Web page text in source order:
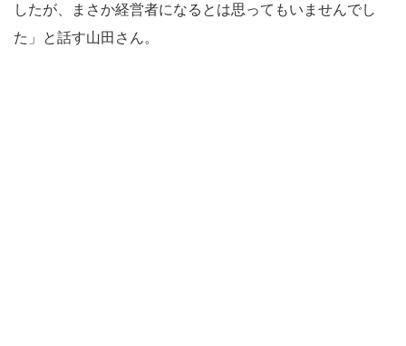
したが、まさか経営者になるとは思ってもいませんでし
た」と話す山田さん。